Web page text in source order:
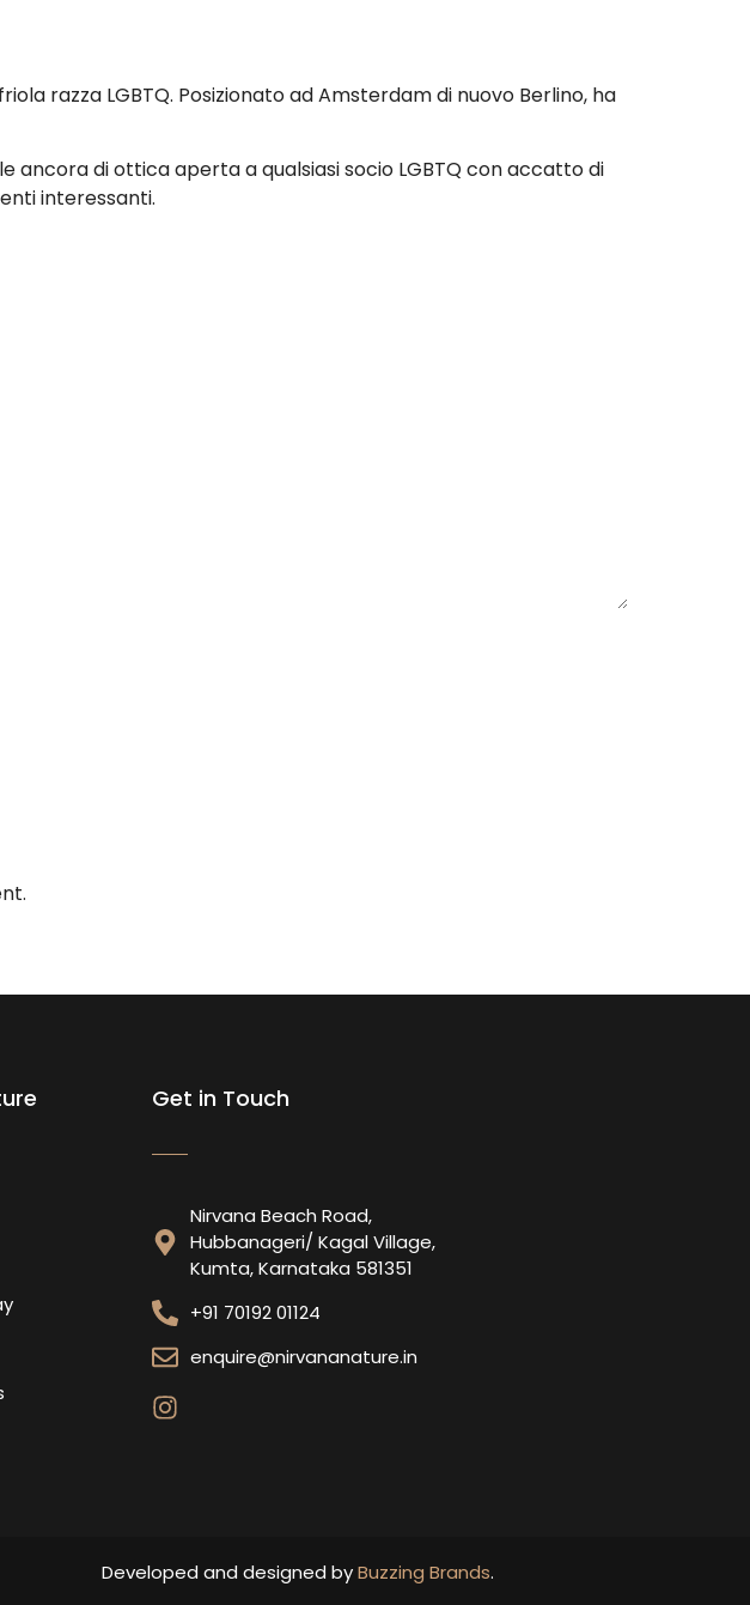
razza LGBTQ. Posizionato ad Amsterdam di nuovo Berlino, ha
ancora di ottica aperta a qualsiasi socio LGBTQ con accatto di
interessanti.
Get in Touch
Nirvana Beach Road,
Hubbanageri/ Kagal Village,
Kumta, Karnataka 581351
+91 70192 01124
enquire@nirvananature.in
Developed and designed byBuzzing Brands.